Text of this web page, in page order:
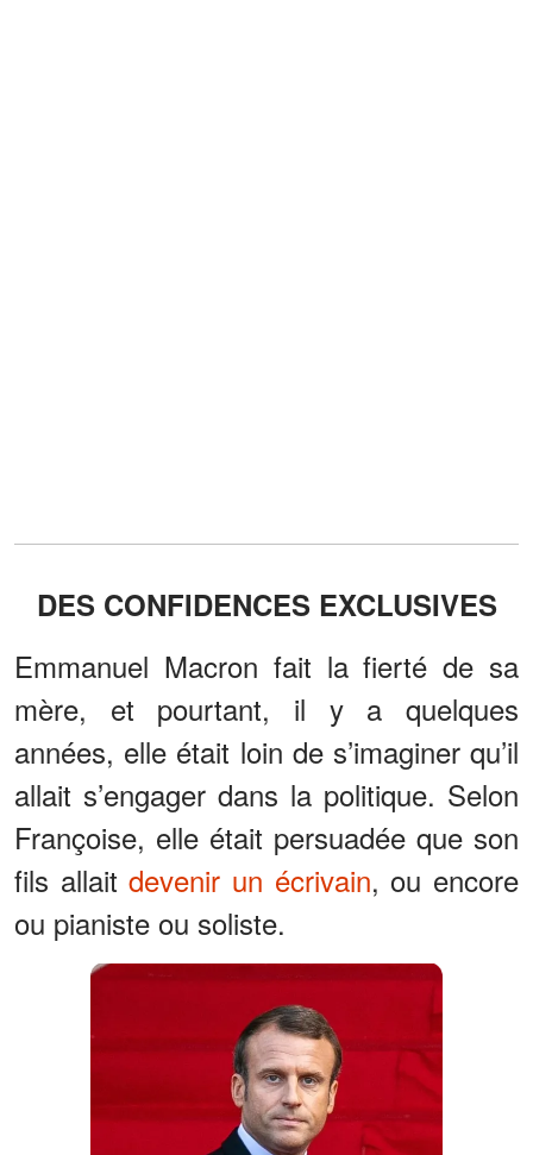
DES CONFIDENCES EXCLUSIVES
Emmanuel Macron fait la fierté de sa
mère, et pourtant, il y a quelques
années, elle était loin de s’imaginer qu’il
allait s’engager dans la politique. Selon
Françoise, elle était persuadée que son
fils allaitdevenir un écrivain, ou encore
ou pianiste ou soliste.